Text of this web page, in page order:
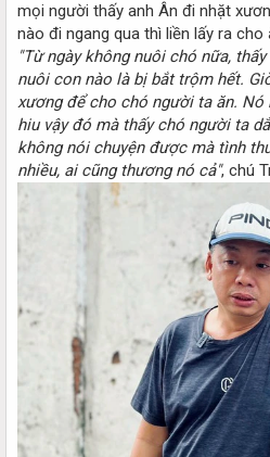
mọi người thấy anh Ân đi nhặt
nào đi ngang qua thì liền lấy ra
"Từ ngày không nuôi chó nữa,
nuôi con nào là bị bắt trộm hết.
xương để cho chó người ta ăn.
hiu vậy đó mà thấy chó người ta
không nói chuyện được mà tình
nhiều, ai cũng thương nó cả", chú